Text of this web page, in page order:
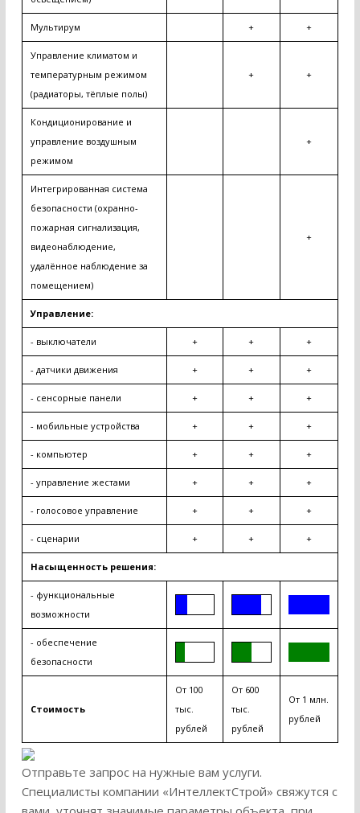
Мультирум + +
Управление климатом и
температурным режимом
(радиаторы, тёплые полы)
+ +
Кондиционирование и
управление воздушным
режимом
+
Интегрированная система
безопасности (охранно-
пожарная сигнализация,
видеонаблюдение,
удалённое наблюдение за
помещением)
+
Управление:
- выключатели + + +
- датчики движения + + +
- сенсорные панели + + +
- мобильные устройства + + +
- компьютер + + +
- управление жестами + + +
- голосовое управление + + +
- сценарии + + +
Насыщенность решения:
- функциональные
возможности
- обеспечение
безопасности
Стоимость
От 100
тыс.
рублей
От 600
тыс.
рублей
От 1 млн.
рублей
Отправьте запрос на нужные вам услуги.
Специалисты компании «ИнтеллектСтрой» свяжутся с